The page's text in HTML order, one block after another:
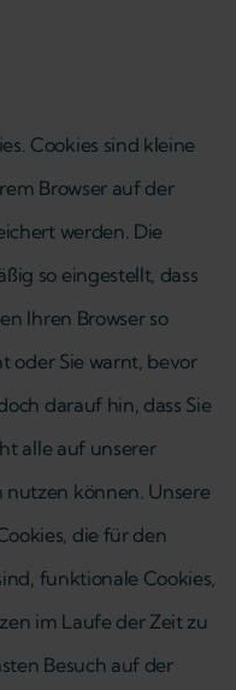
Cookies sind kleine
Browser auf der
werden. Die
so eingestellt, dass
Ihren Browser so
oder Sie warnt, bevor
darauf hin, dass Sie
alle auf unserer
können. Unsere
die für den
funktionale Cookies,
im Laufe der Zeit zu
Besuch auf der